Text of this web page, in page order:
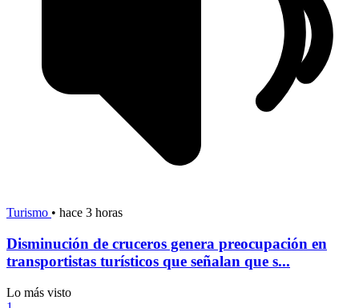
Turismo • hace 3 horas
Disminución de cruceros genera preocupación en
transportistas turísticos que señalan que s...
Lo más visto